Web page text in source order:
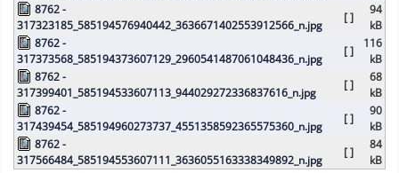
8762 -
317323185_585194576940442_3636671402553912566_n.jpg
[ ]
94
kB
8762 -
317373568_585194373607129_2960541487061048436_n.jpg
[ ]
116
kB
8762 -
317399401_585194533607113_944029272336837616_n.jpg
[ ]
68
kB
8762 -
317439454_585194960273737_4551358592365575360_n.jpg
[ ]
90
kB
8762 -
317566484_585194553607111_3636055163338349892_n.jpg
[ ]
84
kB